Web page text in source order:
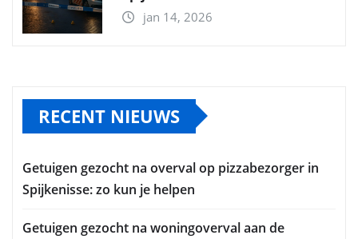
jan 14, 2026
RECENT NIEUWS
Getuigen gezocht na overval op pizzabezorger in
Spijkenisse: zo kun je helpen
Getuigen gezocht na woningoverval aan de